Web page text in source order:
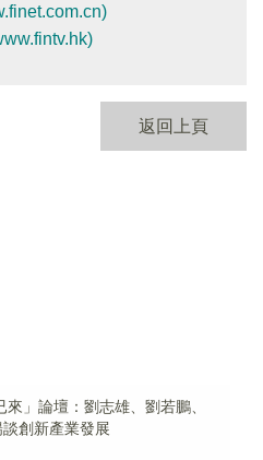
返回上頁
來」論壇：劉志雄、劉若鵬、
創新產業發展